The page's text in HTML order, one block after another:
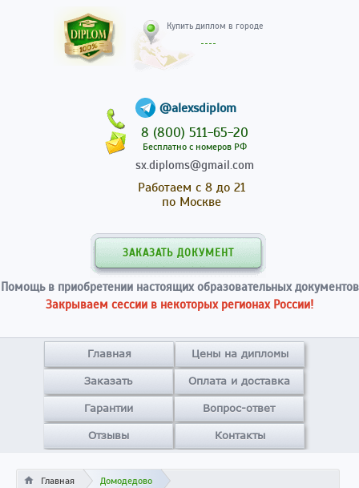
@alexsdiplom
8 (800) 511-65-20
Бесплатно с номеров РФ
sx.diploms@gmail.com
Работаем с 8 до 21
по Москве
ЗАКАЗАТЬ ДОКУМЕНТ
Помощь в приобретении настоящих образовательных документов
Закрываем сессии в некоторых регионах России!
Главная Цены на дипломы
Заказать Оплата и доставка
Гарантии Вопрос-ответ
Отзывы Контакты
Главная Домодедово